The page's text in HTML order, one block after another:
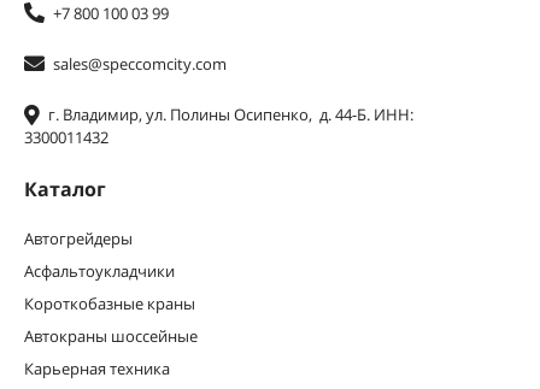
+7 800 100 03 99
sales@speccomcity.com
г. Владимир, ул. Полины Осипенко, д. 44-Б. ИНН:
3300011432
Каталог
Автогрейдеры
Асфальтоукладчики
Короткобазные краны
Автокраны шоссейные
Карьерная техника